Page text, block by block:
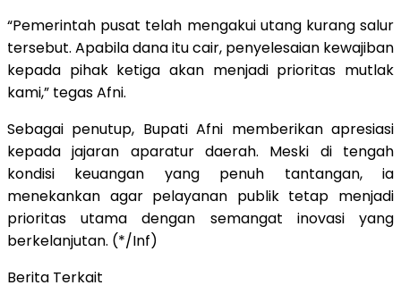
“Pemerintah pusat telah mengakui utang kurang salur
tersebut. Apabila dana itu cair, penyelesaian kewajiban
kepada pihak ketiga akan menjadi prioritas mutlak
kami,” tegas Afni.
Sebagai penutup, Bupati Afni memberikan apresiasi
kepada jajaran aparatur daerah. Meski di tengah
kondisi keuangan yang penuh tantangan, ia
menekankan agar pelayanan publik tetap menjadi
prioritas utama dengan semangat inovasi yang
berkelanjutan. (*/Inf)
Berita Terkait